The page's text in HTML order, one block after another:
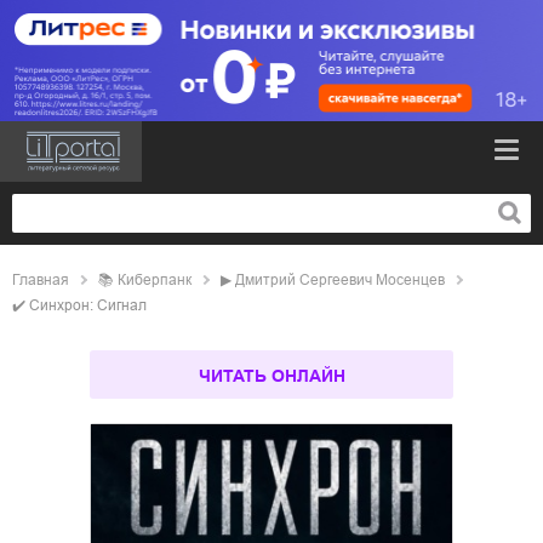
Главная 📚 киберпанк ▶ Дмитрий Сергеевич Мосенцев
✔️ Синхрон: Сигнал
ЧИТАТЬ ОНЛАЙН